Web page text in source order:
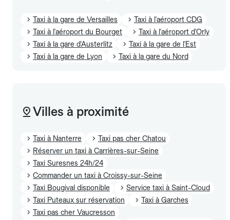
Taxi à la gare de Versailles
Taxi à l'aéroport CDG
Taxi à l'aéroport du Bourget
Taxi à l'aéroport d'Orly
Taxi à la gare d'Austerlitz
Taxi à la gare de l'Est
Taxi à la gare de Lyon
Taxi à la gare du Nord
Villes à proximité
Taxi à Nanterre
Taxi pas cher Chatou
Réserver un taxi à Carrières-sur-Seine
Taxi Suresnes 24h/24
Commander un taxi à Croissy-sur-Seine
Taxi Bougival disponible
Service taxi à Saint-Cloud
Taxi Puteaux sur réservation
Taxi à Garches
Taxi pas cher Vaucresson